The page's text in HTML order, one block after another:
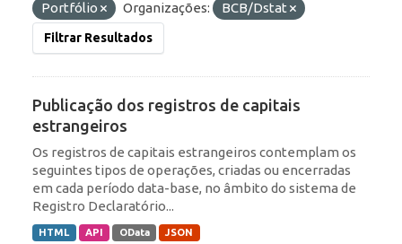
Portfólio
Organizações: BCB/Dstat
Filtrar Resultados
Publicação dos registros de capitais
estrangeiros
Os registros de capitais estrangeiros contemplam os
seguintes tipos de operações, criadas ou encerradas
em cada período data-base, no âmbito do sistema de
Registro Declaratório...
HTML API OData JSON